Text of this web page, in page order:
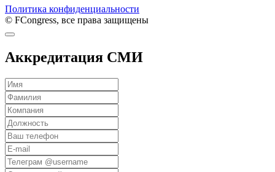
Политика конфиденциальности
© FCongress, все права защищены
Аккредитация СМИ